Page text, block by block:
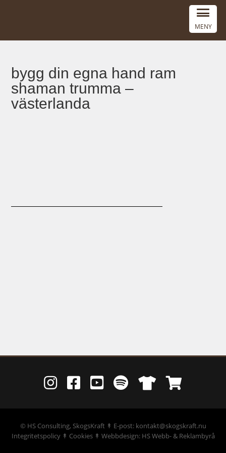
MENY
bygg din egna hand ram
shaman trumma –
västerlanda
© HS Consulting, SkogsKraft↟ E-post: kontakt@skogskraft.nu
Integritetspolicy↟ Cookies↟ Webbdesign: HS Webb- & Reklambyrå